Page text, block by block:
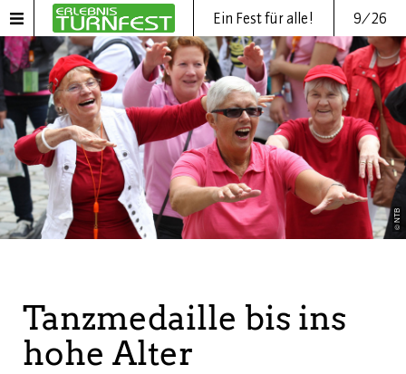
Ein Fest für alle! 9/26
© NTB
Tanzmedaille bis ins
hohe Alter